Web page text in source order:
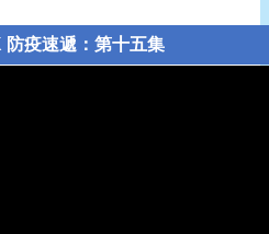
疫速遞：第十五集